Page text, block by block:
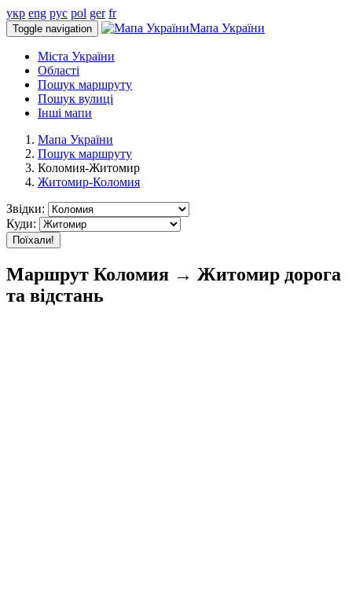
укр eng рус pol ger fr
Toggle navigation Мапа України
Міста України
Області
Пошук маршруту
Пошук вулиці
Інші мапи
Мапа України
Пошук маршруту
Коломия-Житомир
Житомир-Коломия
Звідки:
Куди:
Поїхали!
Маршрут Коломия → Житомир дорога
та відстань